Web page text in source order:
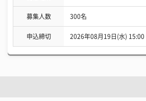
募集人数 300名
申込締切 2026年08月19日(水) 15:00